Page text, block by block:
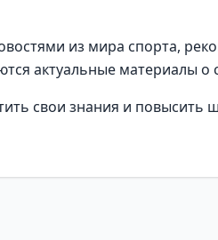
из мира спорта,
актуальные материалы
свои знания и повысить